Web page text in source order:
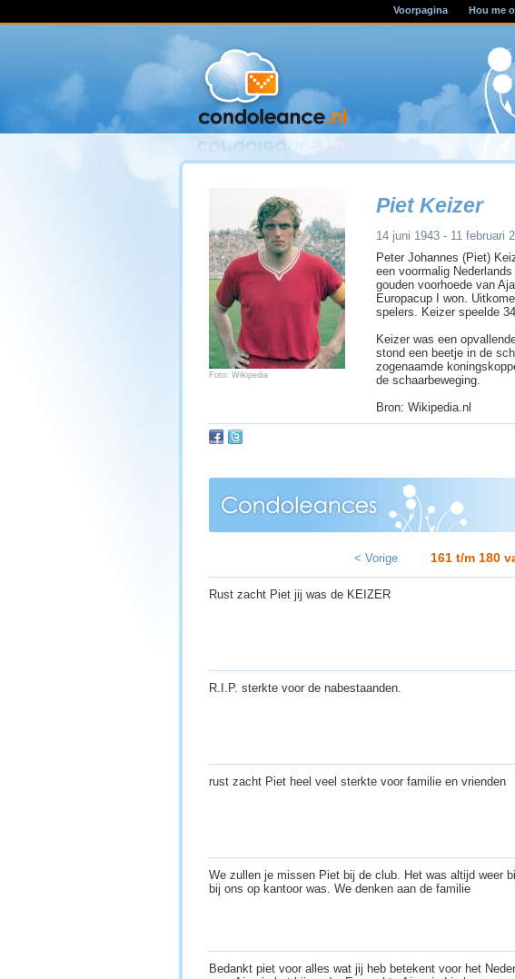
Voorpagina Hou me
Foto: Wikipedia
Piet Keizer
14 juni 1943 - 11 februari
Peter Johannes (Piet)
een voormalig
gouden voorhoede van
Europacup I won.
spelers. Keizer speelde
Keizer was een
stond een beetje in de
zogenaamde
de schaarbeweging.
Bron: Wikipedia.nl
< Vorige 161 t/m 180
Rust zacht Piet jij was de KEIZER
R.I.P. sterkte voor de nabestaanden.
rust zacht Piet heel veel sterkte voor familie en vrienden
We zullen je missen Piet bij de club. Het was altijd weer
bij ons op kantoor was. We denken aan de familie
Bedankt piet voor alles wat jij heb betekent voor het